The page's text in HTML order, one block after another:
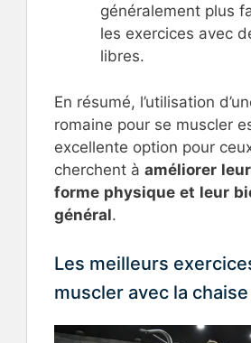
généralement plus
les exercices avec
libres.
En résumé, l’utilisation
romaine pour se muscler
excellente option pour
cherchent à améliorer leur
forme physique et leur
général.
Les meilleurs
muscler avec la